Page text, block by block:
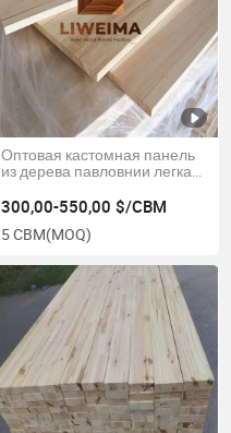
Оптовая кастомная панель
из дерева павловнии легкая
панель для мебели
300,00-550,00 $/CBM
5 CBM(MOQ)